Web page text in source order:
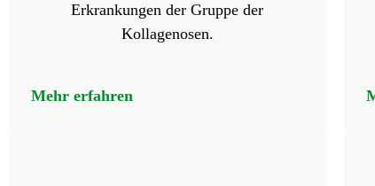
Erkrankungen der Gruppe der
Kollagenosen.
Mehr erfahren